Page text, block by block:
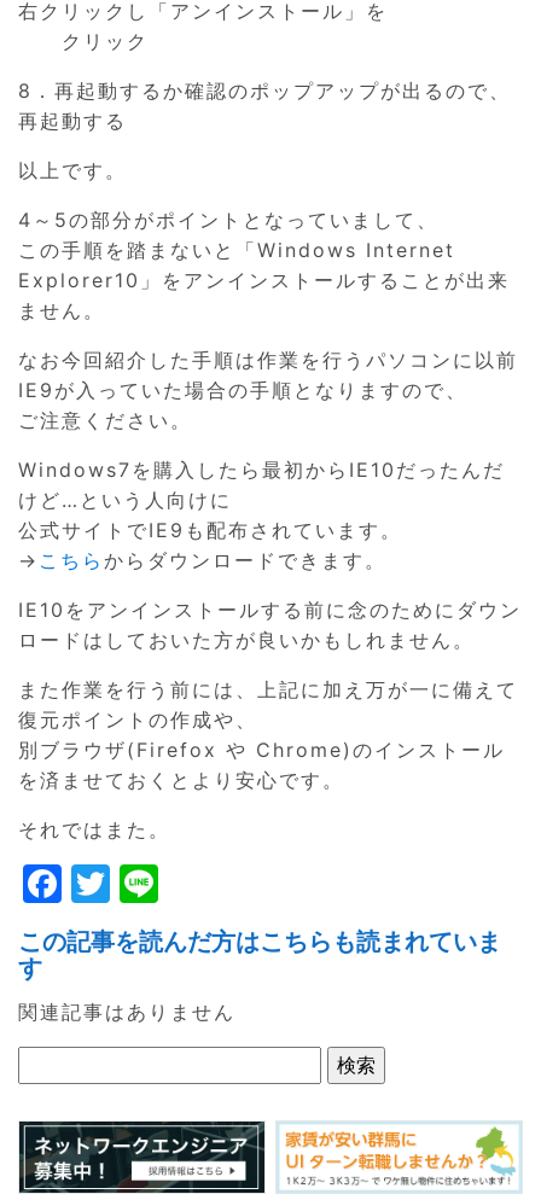
右クリックし「アンインストール」を
クリック
8．再起動するか確認のポップアップが出るので、
再起動する
以上です。
4～5の部分がポイントとなっていまして、
この手順を踏まないと「Windows Internet
Explorer10」をアンインストールすることが出来
ません。
なお今回紹介した手順は作業を行うパソコンに以前
IE9が入っていた場合の手順となりますので、
ご注意ください。
Windows7を購入したら最初からIE10だったんだ
けど…という人向けに
公式サイトでIE9も配布されています。
→ こちら からダウンロードできます。
IE10をアンインストールする前に念のためにダウン
ロードはしておいた方が良いかもしれません。
また作業を行う前には、上記に加え万が一に備えて
復元ポイントの作成や、
別ブラウザ(Firefox や Chrome)のインストール
を済ませておくとより安心です。
それではまた。
F
a
c
e
b
o
o
k
T
w
itt
er
n
e
この記事を読んだ方はこちらも読まれていま
す
関連記事はありません